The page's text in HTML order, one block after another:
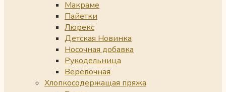
Макраме
Пайетки
Люрекс
Детская Новинка
Носочная добавка
Рукодельница
Веревочная
Хлопкосодержащая пряжа